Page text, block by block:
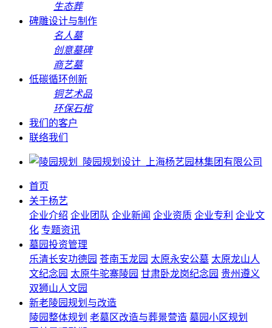
生态葬
碑雕设计与制作
名人墓
创意墓碑
商艺墓
低碳循环创新
铜艺术品
环保石棺
我们的客户
联络我们
首页
关于杨艺
企业介绍 企业团队 企业新闻 企业资质 企业专利 企业文
化 专题资讯
墓园投资管理
乐清长安功德园 苍南玉龙园 太原永安公墓 太原龙山人
文纪念园 太原牛驼寨陵园 甘肃卧龙岗纪念园 贵州遵义
双狮山人文园
新老陵园规划与改造
陵园整体规划 老墓区改造与葬景营造 墓园小区规划